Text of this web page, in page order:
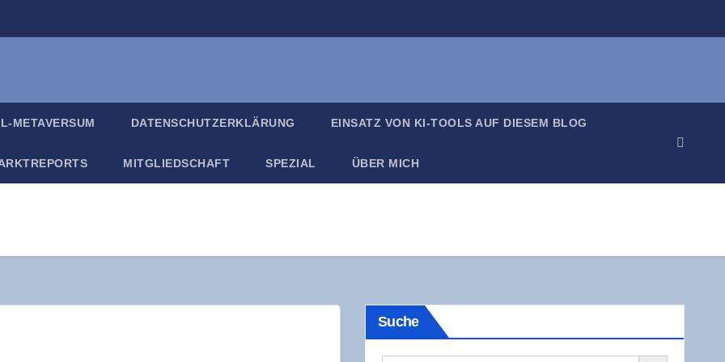
META­VER­SUM DATEN­SCHUTZ­ER­KLÄ­RUNG EIN­SATZ VON KI-TOOLS AUF DIE­SEM BLOG
MIT­GLIED­SCHAFT SPE­ZI­AL ÜBER MICH
Suche
Search Button